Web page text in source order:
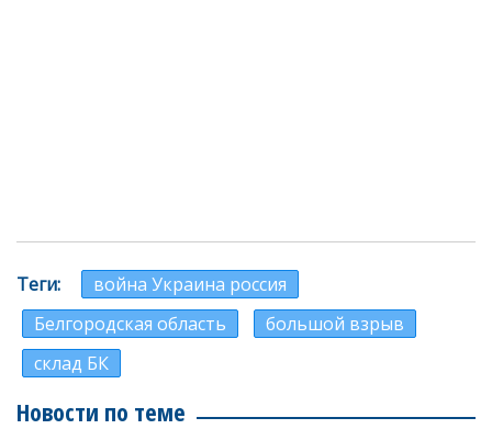
Теги
война Украина россия
Белгородская область
большой взрыв
склад БК
Новости по теме